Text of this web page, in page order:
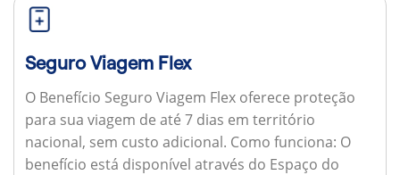
Seguro Viagem Flex
O Benefício Seguro Viagem Flex oferece proteção
para sua viagem de até 7 dias em território
nacional, sem custo adicional. Como funciona: O
benefício está disponível através do Espaço do